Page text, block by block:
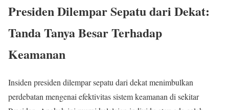
Presiden Dilempar Sepatu dari Dekat:
Tanda Tanya Besar Terhadap
Keamanan
Insiden presiden dilempar sepatu dari dekat menimbulkan
perdebatan mengenai efektivitas sistem keamanan di sekitar